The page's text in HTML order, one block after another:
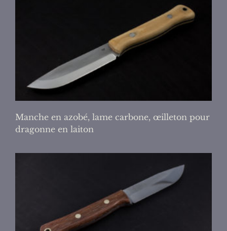
Manche en azobé, lame carbone, œilleton pour
dragonne en laiton